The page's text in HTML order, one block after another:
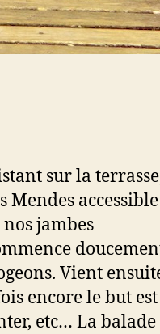
sur la
Mendes
jambes
Vient
encore le but
etc… La balade